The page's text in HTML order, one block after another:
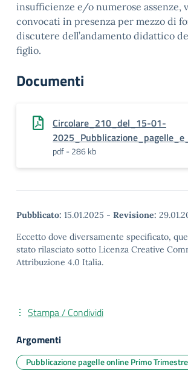
insufficienze e/o numerose assenze,
convocati in presenza per mezzo di
discutere dell’andamento didattico
figlio.
Documenti
Circolare_210_del_15-01-
pdf - 286 kb
Pubblicato: 15.01.2025 - Revisione:
Eccetto dove diversamente specificato,
stato rilasciato sotto Licenza Creative
Attribuzione 4.0 Italia.
Stampa / Condividi
Argomenti
Pubblicazione pagelle online Primo Trimestre